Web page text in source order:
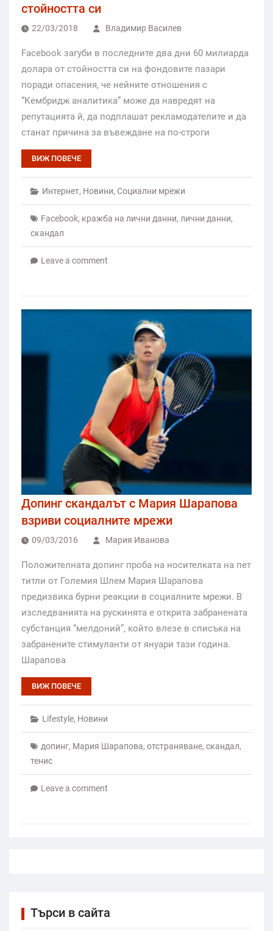
стойността си
22/03/2018 Владимир Василев
Facebook загуби в последните два дни 60 милиарда
долара от стойността си на фондовите пазари
поради опасения, че нейните отношения с
“Кембридж аналитика” може да навредят на
репутацията й, да подплашат рекламодателите и да
станат причина за въвеждане на по-строги
ВИЖ ПОВЕЧЕ
Интернет, Новини, Социални мрежи
Facebook, кражба на лични данни, лични данни,
скандал
Leave a comment
Допинг скандалът с Мария Шарапова
взриви социалните мрежи
09/03/2016 Мария Иванова
Положителната допинг проба на носителката на пет
титли от Големия Шлем Мария Шарапова
предизвика бурни реакции в социалните мрежи. В
изследванията на рускинята е открита забранената
субстанция “мелдоний”, който влезе в списъка на
забранените стимуланти от януари тази година.
Шарапова
ВИЖ ПОВЕЧЕ
Lifestyle, Новини
допинг, Мария Шарапова, отстраняване, скандал,
тенис
Leave a comment
Търси в сайта